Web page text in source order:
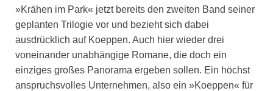
»Krähen im Park« jetzt bereits den zweiten Band seiner
geplanten Trilogie vor und bezieht sich dabei
ausdrücklich auf Koeppen. Auch hier wieder drei
voneinander unabhängige Romane, die doch ein
einziges großes Panorama ergeben sollen. Ein höchst
anspruchsvolles Unternehmen, also ein »Koeppen« für